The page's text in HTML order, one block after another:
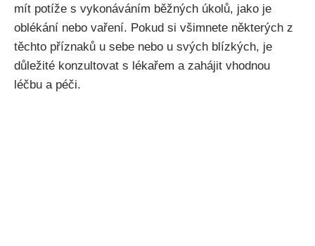
mít potíže s vykonáváním běžných úkolů, jako je
oblékání nebo vaření. Pokud si všimnete některých z
těchto příznaků u sebe nebo u svých blízkých, je
důležité konzultovat s lékařem a zahájit vhodnou
léčbu a péči.